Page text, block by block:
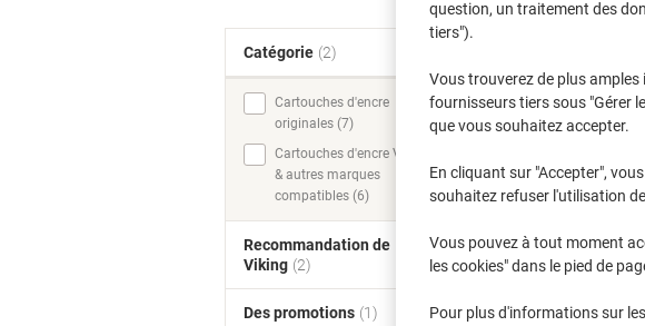
Catégorie (2)
Cartouches d'encre
originales (7)
Cartouches d'encre Viking
& autres marques
compatibles (6)
Recommandation de
Viking (2)
Des promotions (1)
question, un traitement des
tiers").
Vous trouverez de plus
fournisseurs tiers sous "Gérer
que vous souhaitez accepter.
En cliquant sur "Accepter",
souhaitez refuser l'utilisation
Vous pouvez à tout moment
les cookies" dans le pied de
Pour plus d'informations sur